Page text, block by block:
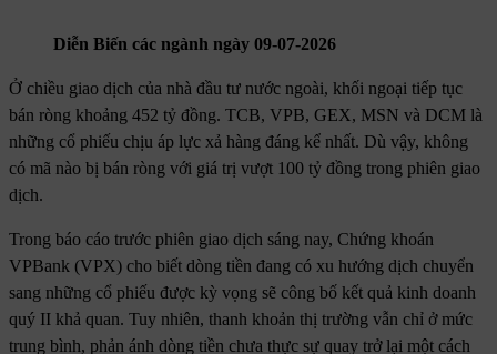
Diễn Biến các ngành ngày 09-07-2026
Ở chiều giao dịch của nhà đầu tư nước ngoài, khối ngoại tiếp tục
bán ròng khoảng 452 tỷ đồng. TCB, VPB, GEX, MSN và DCM là
những cổ phiếu chịu áp lực xả hàng đáng kể nhất. Dù vậy, không
có mã nào bị bán ròng với giá trị vượt 100 tỷ đồng trong phiên giao
dịch.
Trong báo cáo trước phiên giao dịch sáng nay, Chứng khoán
VPBank (VPX) cho biết dòng tiền đang có xu hướng dịch chuyển
sang những cổ phiếu được kỳ vọng sẽ công bố kết quả kinh doanh
quý II khả quan. Tuy nhiên, thanh khoản thị trường vẫn chỉ ở mức
trung bình, phản ánh dòng tiền chưa thực sự quay trở lại một cách